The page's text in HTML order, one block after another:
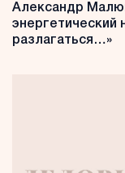
Александр
энергетический
разлагаться…»